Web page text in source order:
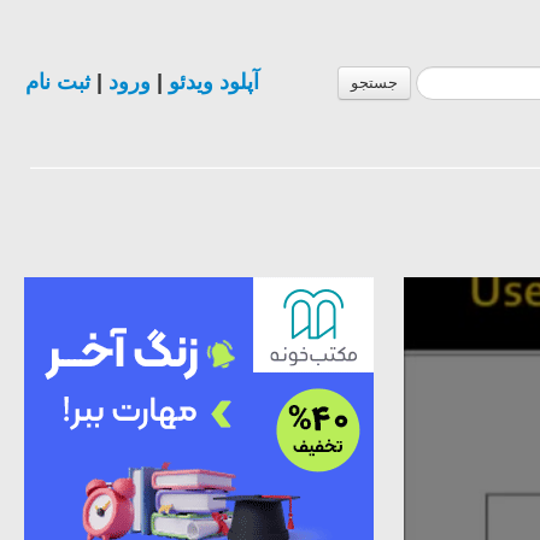
جستجو آپلود ویدئو ورود |ثبت نام